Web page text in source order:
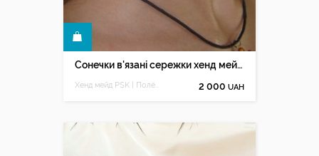
Сонечки в'язані сережки хенд мейд. Сережки сонця смайлики
Хенд мейд PSK | Полёт сердцекрыльца 2 000 UAH